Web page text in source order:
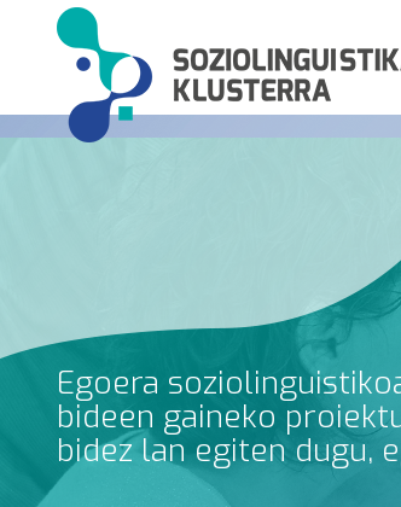
Egoera
bideen gaineko
bidez lan egiten dugu,